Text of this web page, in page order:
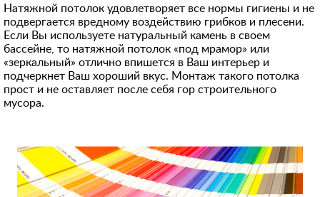
Натяжной потолок удовлетворяет все нормы гигиены и не
подвергается вредному воздействию грибков и плесени.
Если Вы используете натуральный камень в своем
бассейне, то натяжной потолок «под мрамор» или
«зеркальный» отлично впишется в Ваш интерьер и
подчеркнет Ваш хороший вкус. Монтаж такого потолка
прост и не оставляет после себя гор строительного
мусора.